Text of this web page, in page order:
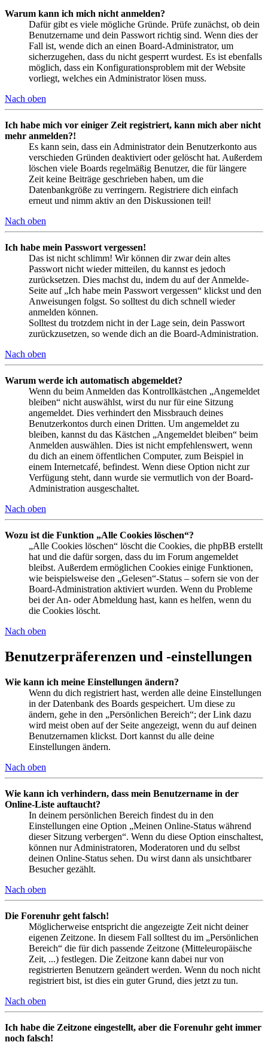
Warum kann ich mich nicht anmelden?
Dafür gibt es viele mögliche Gründe. Prüfe zunächst, ob dein
Benutzername und dein Passwort richtig sind. Wenn dies der
Fall ist, wende dich an einen Board-Administrator, um
sicherzugehen, dass du nicht gesperrt wurdest. Es ist ebenfalls
möglich, dass ein Konfigurationsproblem mit der Website
vorliegt, welches ein Administrator lösen muss.
Nach oben
Ich habe mich vor einiger Zeit registriert, kann mich aber nicht
mehr anmelden?!
Es kann sein, dass ein Administrator dein Benutzerkonto aus
verschieden Gründen deaktiviert oder gelöscht hat. Außerdem
löschen viele Boards regelmäßig Benutzer, die für längere
Zeit keine Beiträge geschrieben haben, um die
Datenbankgröße zu verringern. Registriere dich einfach
erneut und nimm aktiv an den Diskussionen teil!
Nach oben
Ich habe mein Passwort vergessen!
Das ist nicht schlimm! Wir können dir zwar dein altes
Passwort nicht wieder mitteilen, du kannst es jedoch
zurücksetzen. Dies machst du, indem du auf der Anmelde-
Seite auf „Ich habe mein Passwort vergessen“ klickst und den
Anweisungen folgst. So solltest du dich schnell wieder
anmelden können.
Solltest du trotzdem nicht in der Lage sein, dein Passwort
zurückzusetzen, so wende dich an die Board-Administration.
Nach oben
Warum werde ich automatisch abgemeldet?
Wenn du beim Anmelden das Kontrollkästchen „Angemeldet
bleiben“ nicht auswählst, wirst du nur für eine Sitzung
angemeldet. Dies verhindert den Missbrauch deines
Benutzerkontos durch einen Dritten. Um angemeldet zu
bleiben, kannst du das Kästchen „Angemeldet bleiben“ beim
Anmelden auswählen. Dies ist nicht empfehlenswert, wenn
du dich an einem öffentlichen Computer, zum Beispiel in
einem Internetcafé, befindest. Wenn diese Option nicht zur
Verfügung steht, dann wurde sie vermutlich von der Board-
Administration ausgeschaltet.
Nach oben
Wozu ist die Funktion „Alle Cookies löschen“?
„Alle Cookies löschen“ löscht die Cookies, die phpBB erstellt
hat und die dafür sorgen, dass du im Forum angemeldet
bleibst. Außerdem ermöglichen Cookies einige Funktionen,
wie beispielsweise den „Gelesen“-Status – sofern sie von der
Board-Administration aktiviert wurden. Wenn du Probleme
bei der An- oder Abmeldung hast, kann es helfen, wenn du
die Cookies löscht.
Nach oben
Benutzerpräferenzen und -einstellungen
Wie kann ich meine Einstellungen ändern?
Wenn du dich registriert hast, werden alle deine Einstellungen
in der Datenbank des Boards gespeichert. Um diese zu
ändern, gehe in den „Persönlichen Bereich“; der Link dazu
wird meist oben auf der Seite angezeigt, wenn du auf deinen
Benutzernamen klickst. Dort kannst du alle deine
Einstellungen ändern.
Nach oben
Wie kann ich verhindern, dass mein Benutzername in der
Online-Liste auftaucht?
In deinem persönlichen Bereich findest du in den
Einstellungen eine Option „Meinen Online-Status während
dieser Sitzung verbergen“. Wenn du diese Option einschaltest,
können nur Administratoren, Moderatoren und du selbst
deinen Online-Status sehen. Du wirst dann als unsichtbarer
Besucher gezählt.
Nach oben
Die Forenuhr geht falsch!
Möglicherweise entspricht die angezeigte Zeit nicht deiner
eigenen Zeitzone. In diesem Fall solltest du im „Persönlichen
Bereich“ die für dich passende Zeitzone (Mitteleuropäische
Zeit, ...) festlegen. Die Zeitzone kann dabei nur von
registrierten Benutzern geändert werden. Wenn du noch nicht
registriert bist, ist dies ein guter Grund, dies jetzt zu tun.
Nach oben
Ich habe die Zeitzone eingestellt, aber die Forenuhr geht immer
noch falsch!